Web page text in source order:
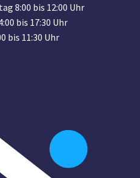
8:00 bis 12:00 Uhr
bis 17:30 Uhr
bis 11:30 Uhr